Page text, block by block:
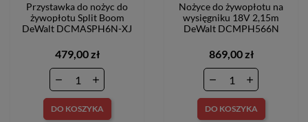
Przystawka do nożyc do
żywopłotu Split Boom
DeWalt DCMASPH6N-XJ
479,00 zł
DO KOSZYKA
Nożyce do żywopłotu na
wysięgniku 18V 2,15m
DeWalt DCMPH566N
869,00 zł
DO KOSZYKA